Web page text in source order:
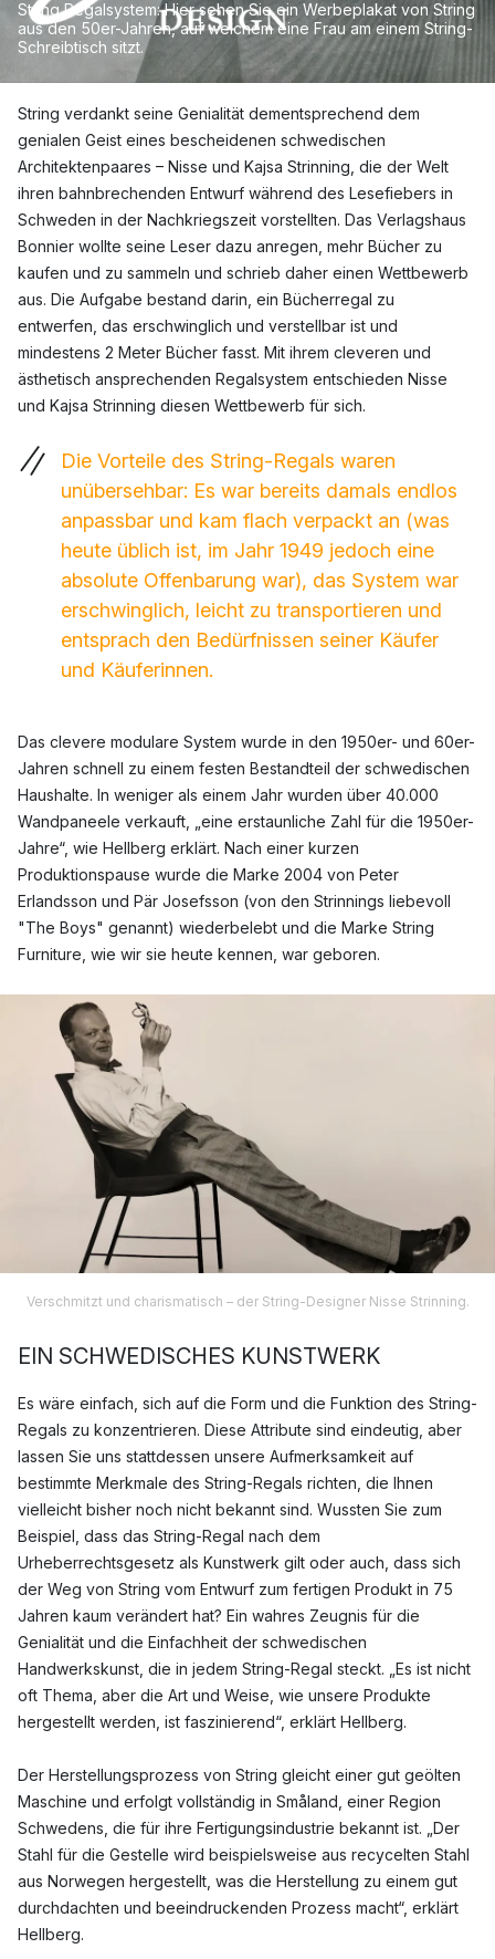
String Regalsystem: Hier sehen Sie ein Werbeplakat von String
aus den 50er-Jahren, auf welchem eine Frau am einem String-
Schreibtisch sitzt.
String verdankt seine Genialität dementsprechend dem
genialen Geist eines bescheidenen schwedischen
Architektenpaares – Nisse und Kajsa Strinning, die der Welt
ihren bahnbrechenden Entwurf während des Lesefiebers in
Schweden in der Nachkriegszeit vorstellten. Das Verlagshaus
Bonnier wollte seine Leser dazu anregen, mehr Bücher zu
kaufen und zu sammeln und schrieb daher einen Wettbewerb
aus. Die Aufgabe bestand darin, ein Bücherregal zu
entwerfen, das erschwinglich und verstellbar ist und
mindestens 2 Meter Bücher fasst. Mit ihrem cleveren und
ästhetisch ansprechenden Regalsystem entschieden Nisse
und Kajsa Strinning diesen Wettbewerb für sich.
Die Vorteile des String-Regals waren
unübersehbar: Es war bereits damals endlos
anpassbar und kam flach verpackt an (was
heute üblich ist, im Jahr 1949 jedoch eine
absolute Offenbarung war), das System war
erschwinglich, leicht zu transportieren und
entsprach den Bedürfnissen seiner Käufer
und Käuferinnen.
Das clevere modulare System wurde in den 1950er- und 60er-
Jahren schnell zu einem festen Bestandteil der schwedischen
Haushalte. In weniger als einem Jahr wurden über 40.000
Wandpaneele verkauft, „eine erstaunliche Zahl für die 1950er-
Jahre“, wie Hellberg erklärt. Nach einer kurzen
Produktionspause wurde die Marke 2004 von Peter
Erlandsson und Pär Josefsson (von den Strinnings liebevoll
"The Boys" genannt) wiederbelebt und die Marke String
Furniture, wie wir sie heute kennen, war geboren.
Verschmitzt und charismatisch – der String-Designer Nisse Strinning.
EIN SCHWEDISCHES KUNSTWERK
Es wäre einfach, sich auf die Form und die Funktion des String-
Regals zu konzentrieren. Diese Attribute sind eindeutig, aber
lassen Sie uns stattdessen unsere Aufmerksamkeit auf
bestimmte Merkmale des String-Regals richten, die Ihnen
vielleicht bisher noch nicht bekannt sind. Wussten Sie zum
Beispiel, dass das String-Regal nach dem
Urheberrechtsgesetz als Kunstwerk gilt oder auch, dass sich
der Weg von String vom Entwurf zum fertigen Produkt in 75
Jahren kaum verändert hat? Ein wahres Zeugnis für die
Genialität und die Einfachheit der schwedischen
Handwerkskunst, die in jedem String-Regal steckt. „Es ist nicht
oft Thema, aber die Art und Weise, wie unsere Produkte
hergestellt werden, ist faszinierend“, erklärt Hellberg.
Der Herstellungsprozess von String gleicht einer gut geölten
Maschine und erfolgt vollständig in Småland, einer Region
Schwedens, die für ihre Fertigungsindustrie bekannt ist. „Der
Stahl für die Gestelle wird beispielsweise aus recycelten Stahl
aus Norwegen hergestellt, was die Herstellung zu einem gut
durchdachten und beeindruckenden Prozess macht“, erklärt
Hellberg.